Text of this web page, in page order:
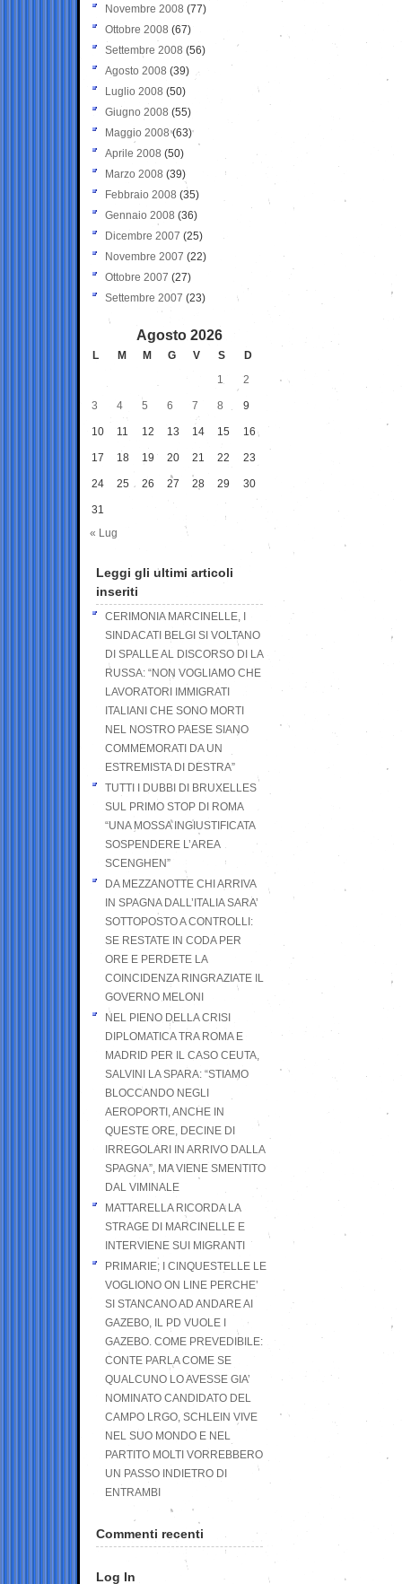
Novembre 2008 (77)
Ottobre 2008 (67)
Settembre 2008 (56)
Agosto 2008 (39)
Luglio 2008 (50)
Giugno 2008 (55)
Maggio 2008(63)
Aprile 2008 (50)
Marzo 2008 (39)
Febbraio 2008 (35)
Gennaio 2008 (36)
Dicembre 2007 (25)
Novembre 2007 (22)
Ottobre 2007 (27)
Settembre 2007 (23)
Agosto 2026
L M M G V S
D
1
2
3 4 5 6 7 8 9
10 11 12 13 14 15 16
17 18 19 20 21 22 23
24 25 26 27 28 29 30
31
« Lug
Leggi gli ultimi articoli
inseriti
CERIMONIA MARCINELLE, I
SINDACATI BELGI SI VOLTANO
DI SPALLE AL DISCORSO DI LA
RUSSA: “NON VOGLIAMO CHE
LAVORATORI IMMIGRATI
ITALIANI CHE SONO MORTI
NEL NOSTRO PAESE SIANO
COMMEMORATI DA UN
ESTREMISTA DI DESTRA”
TUTTI I DUBBI DI BRUXELLES
SUL PRIMO STOP DI ROMA
“UNA MOSSA INGIUSTIFICATA
SOSPENDERE L’AREA
SCENGHEN”
DA MEZZANOTTE CHI ARRIVA
IN SPAGNA DALL’ITALIA SARA’
SOTTOPOSTO A CONTROLLI:
SE RESTATE IN CODA PER
ORE E PERDETE LA
COINCIDENZA RINGRAZIATE IL
GOVERNO MELONI
NEL PIENO DELLA CRISI
DIPLOMATICA TRA ROMA E
MADRID PER IL CASO CEUTA,
SALVINI LA SPARA: “STIAMO
BLOCCANDO NEGLI
AEROPORTI, ANCHE IN
QUESTE ORE, DECINE DI
IRREGOLARI IN ARRIVO DALLA
SPAGNA”, MA VIENE SMENTITO
DAL VIMINALE
MATTARELLA RICORDA LA
STRAGE DI MARCINELLE E
INTERVIENE SUI MIGRANTI
PRIMARIE; I CINQUESTELLE LE
VOGLIONO ON LINE PERCHE’
SI STANCANO AD ANDARE AI
GAZEBO, IL PD VUOLE I
GAZEBO. COME PREVEDIBILE:
CONTE PARLA COME SE
QUALCUNO LO AVESSE GIA’
NOMINATO CANDIDATO DEL
CAMPO LRGO, SCHLEIN VIVE
NEL SUO MONDO E NEL
PARTITO MOLTI VORREBBERO
UN PASSO INDIETRO DI
ENTRAMBI
Commenti recenti
Log In